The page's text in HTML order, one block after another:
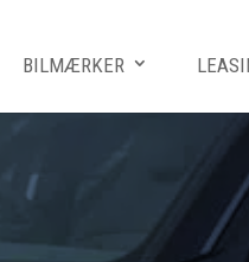
BILMÆRKER